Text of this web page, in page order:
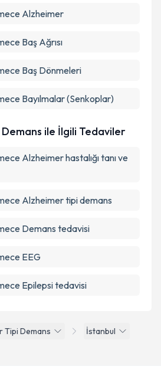
Tipi Demans
İstanbul
Alzheimer
Baş Ağrısı
Baş Dönmeleri
Bayılmalar (Senkoplar)
ile İlgili Tedaviler
Alzheimer hastalığı tanı ve
Alzheimer tipi demans
Demans tedavisi
EEG
Epilepsi tedavisi